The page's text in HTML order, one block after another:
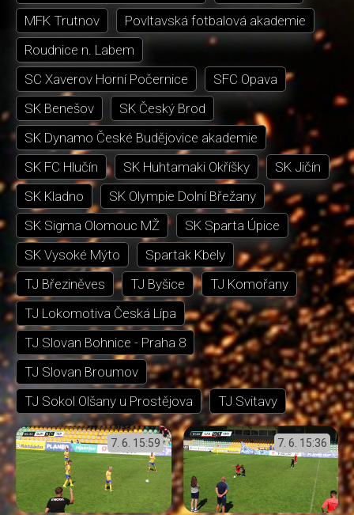
MFK Trutnov
Povltavská fotbalová akademie
Roudnice n. Labem
SC Xaverov Horní Počernice
SFC Opava
SK Benešov
SK Český Brod
SK Dynamo České Budějovice akademie
SK FC Hlučín
SK Huhtamaki Okříšky
SK Jičín
SK Kladno
SK Olympie Dolní Břežany
SK Sigma Olomouc MŽ
SK Sparta Úpice
SK Vysoké Mýto
Spartak Kbely
TJ Březiněves
TJ Byšice
TJ Komořany
TJ Lokomotiva Česká Lípa
TJ Slovan Bohnice - Praha 8
TJ Slovan Broumov
TJ Sokol Olšany u Prostějova
TJ Svitavy
7. 6. 15:59 7. 6. 15:36